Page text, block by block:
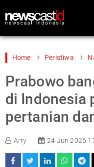
Home
Home Peristiwa
Prabowo
di Indonesia
pertanian
Arry 24 Jun 2026